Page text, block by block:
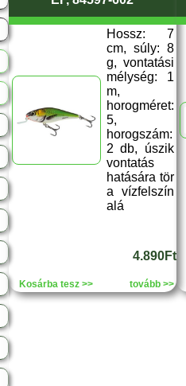
Hossz: 7
cm, súly: 8
g, vontatási
mélység: 1
m,
horogméret:
5,
horogszám:
2 db, úszik
vontatás
hatására tör
a vízfelszín
alá
4.890Ft
Kosárba tesz >> tovább >>